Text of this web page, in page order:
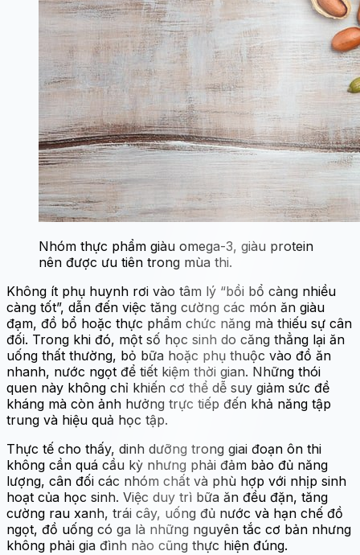
Nhóm thực phẩm giàu omega-3, giàu protein
nên được ưu tiên trong mùa thi.
Không ít phụ huynh rơi vào tâm lý “bồi bổ càng nhiều
càng tốt”, dẫn đến việc tăng cường các món ăn giàu
đạm, đồ bổ hoặc thực phẩm chức năng mà thiếu sự cân
đối. Trong khi đó, một số học sinh do căng thẳng lại ăn
uống thất thường, bỏ bữa hoặc phụ thuộc vào đồ ăn
nhanh, nước ngọt để tiết kiệm thời gian. Những thói
quen này không chỉ khiến cơ thể dễ suy giảm sức đề
kháng mà còn ảnh hưởng trực tiếp đến khả năng tập
trung và hiệu quả học tập.
Thực tế cho thấy, dinh dưỡng trong giai đoạn ôn thi
không cần quá cầu kỳ nhưng phải đảm bảo đủ năng
lượng, cân đối các nhóm chất và phù hợp với nhịp sinh
hoạt của học sinh. Việc duy trì bữa ăn đều đặn, tăng
cường rau xanh, trái cây, uống đủ nước và hạn chế đồ
ngọt, đồ uống có ga là những nguyên tắc cơ bản nhưng
không phải gia đình nào cũng thực hiện đúng.